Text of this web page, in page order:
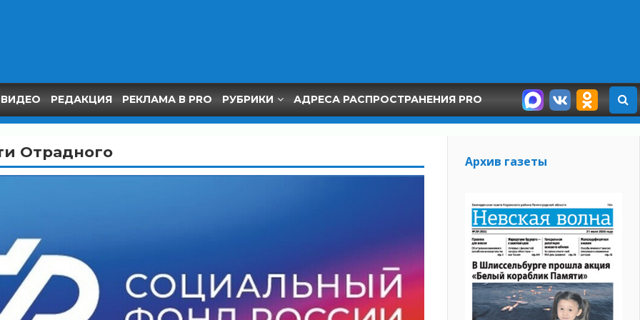
ВИДЕО РЕДАКЦИЯ РЕКЛАМА В PRO РУБРИКИ АДРЕСА РАСПРОСТРАНЕНИЯ PRO
Отрадного
Архив газеты